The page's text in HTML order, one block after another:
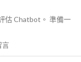
估 Chatbot。 準備一
言